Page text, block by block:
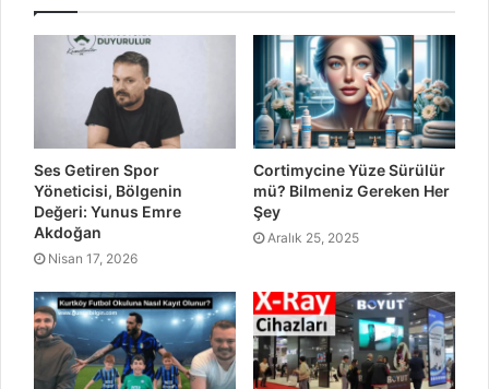
Ses Getiren Spor
Yöneticisi, Bölgenin
Değeri: Yunus Emre
Akdoğan
Nisan 17, 2026
Cortimycine Yüze Sürülür
mü? Bilmeniz Gereken Her
Şey
Aralık 25, 2025